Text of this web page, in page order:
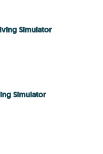
Simulator
Simulator